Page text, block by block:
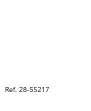
Ref. 28-55217